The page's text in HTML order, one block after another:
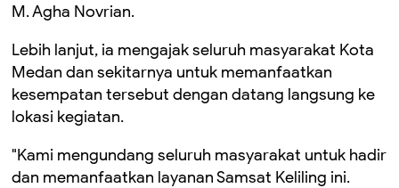
M. Agha Novrian.
Lebih lanjut, ia mengajak seluruh masyarakat Kota
Medan dan sekitarnya untuk memanfaatkan
kesempatan tersebut dengan datang langsung ke
lokasi kegiatan.
"Kami mengundang seluruh masyarakat untuk hadir
dan memanfaatkan layanan Samsat Keliling ini.